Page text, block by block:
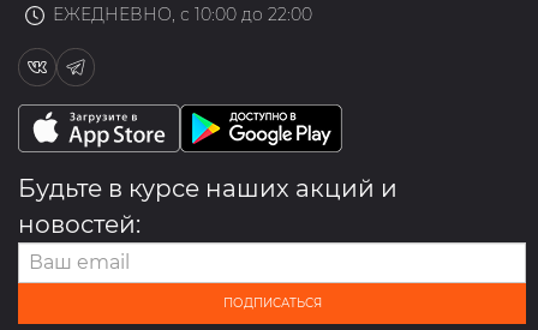
ЕЖЕДНЕВНО, с 10:00 до 22:00
Будьте в курсе наших акций и
новостей:
ПОДПИСАТЬСЯ